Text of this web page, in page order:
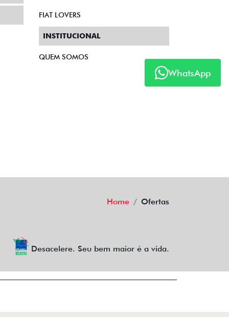
WhatsApp
FIAT LOVERS
INSTITUCIONAL
QUEM SOMOS
Home Ofertas
Desacelere. Seu bem maior é a vida.